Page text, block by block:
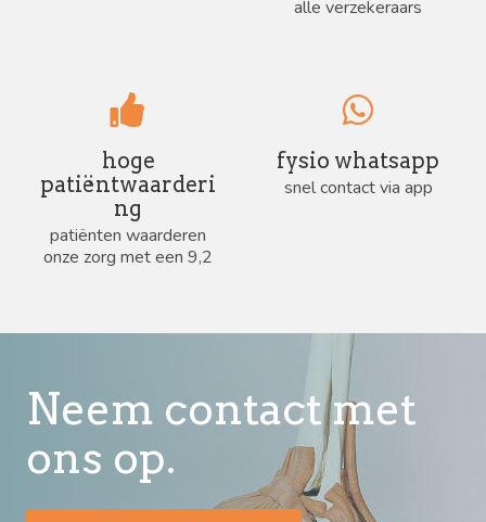
alle verzekeraars
hoge
patiëntwaarderi
ng
patiënten waarderen
onze zorg met een 9,2
fysio whatsapp
snel contact via app
Neem contact met
ons op.